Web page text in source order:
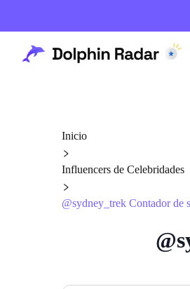
Inicio
Influencers de Celebridades
@sydney_trek Contador de